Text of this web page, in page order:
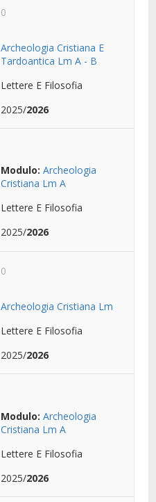
0
Archeologia Cristiana E
Tardoantica Lm A - B
Lettere E Filosofia
2025/2026
Modulo: Archeologia
Cristiana Lm A
Lettere E Filosofia
2025/2026
0
Archeologia Cristiana Lm
Lettere E Filosofia
2025/2026
Modulo: Archeologia
Cristiana Lm A
Lettere E Filosofia
2025/2026